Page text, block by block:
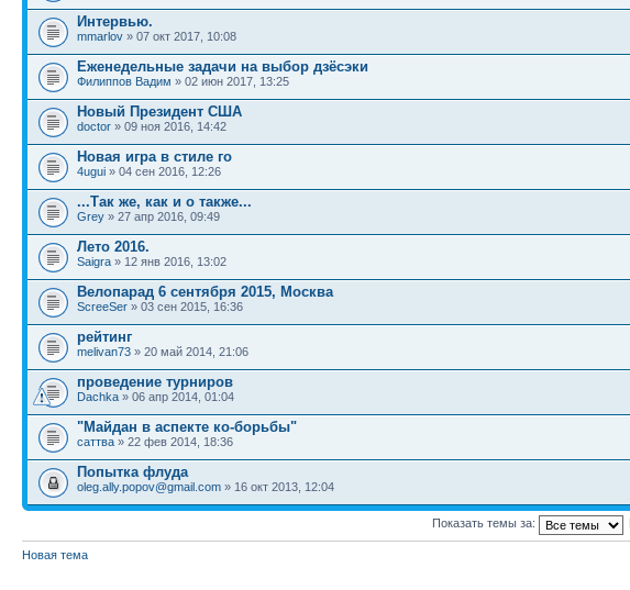
Интервью.
mmarlov » 07 окт 2017, 10:08
Еженедельные задачи на выбор дзёсэки
Филиппов Вадим » 02 июн 2017, 13:25
Новый Президент США
doctor » 09 ноя 2016, 14:42
Новая игра в стиле го
4ugui » 04 сен 2016, 12:26
...Так же, как и о также...
Grey » 27 апр 2016, 09:49
Лето 2016.
Saigra » 12 янв 2016, 13:02
Велопарад 6 сентября 2015, Москва
ScreeSer » 03 сен 2015, 16:36
рейтинг
melivan73 » 20 май 2014, 21:06
проведение турниров
Dachka » 06 апр 2014, 01:04
"Майдан в аспекте ко-борьбы"
саттва » 22 фев 2014, 18:36
Попытка флуда
oleg.ally.popov@gmail.com » 16 окт 2013, 12:04
Показать темы за:
Новая тема